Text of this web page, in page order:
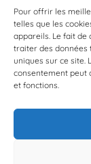
Pour offrir les
telles que les
appareils. Le fait
traiter des données
uniques sur ce site.
consentement peut
et fonctions.